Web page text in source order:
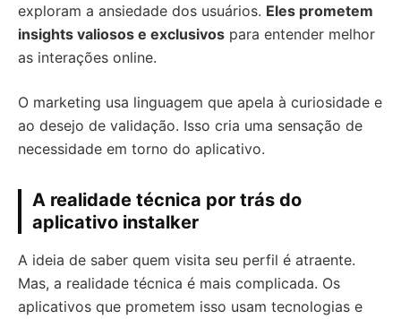
exploram a ansiedade dos usuários. Eles prometem
insights valiosos e exclusivos para entender melhor
as interações online.
O marketing usa linguagem que apela à curiosidade e
ao desejo de validação. Isso cria uma sensação de
necessidade em torno do aplicativo.
A realidade técnica por trás do
aplicativo instalker
A ideia de saber quem visita seu perfil é atraente.
Mas, a realidade técnica é mais complicada. Os
aplicativos que prometem isso usam tecnologias e